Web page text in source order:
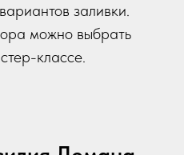
заливки.
можно выбрать
классе.